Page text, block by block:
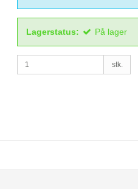
Lagerstatus: På lager
stk.